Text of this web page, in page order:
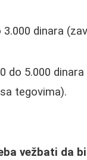
3.000 dinara
do 5.000
tegovima).
vežbati da